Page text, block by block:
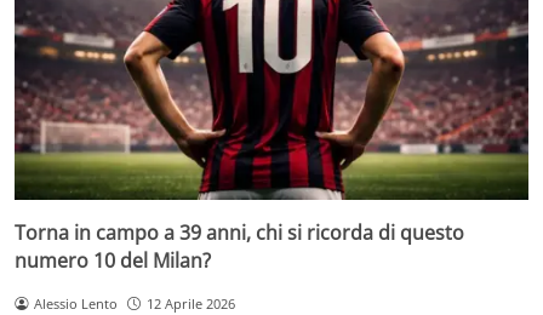
Torna in campo a 39 anni, chi si ricorda di questo
numero 10 del Milan?
Alessio Lento 12 Aprile 2026